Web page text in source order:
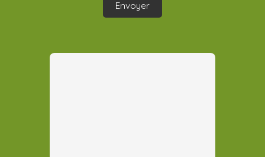
Envoyer